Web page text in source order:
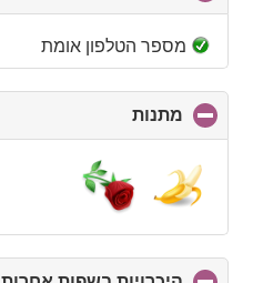
to
contents
מספר הטלפון אומת
מתנות
to
collapse
contents